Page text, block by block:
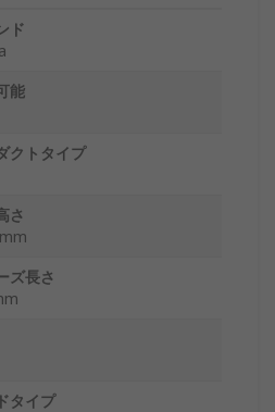
ド
能
クトタイプ
さ
ズ長さ
タイプ